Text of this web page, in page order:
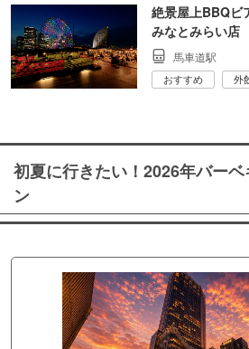
絶景屋上BBQビ
みなとみらい店
馬車道駅
おすすめ 外
初夏に行きたい！2026年バー
ン